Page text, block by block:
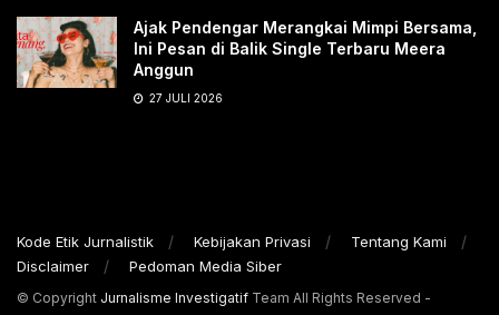
Ajak Pendengar Merangkai Mimpi Bersama,
Ini Pesan di Balik Single Terbaru Meera
Anggun
27 JULI 2026
Kode Etik Jurnalistik Kebijakan Privasi
Tentang Kami
Disclaimer
Pedoman Media Siber
© Copyright Jurnalisme Investigatif Team All Rights Reserved -